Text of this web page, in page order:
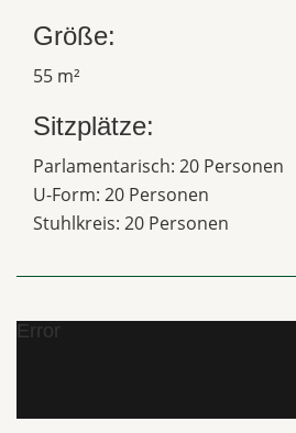
Größe:
55 m²
Sitzplätze:
Parlamentarisch: 20 Personen
U-Form: 20 Personen
Stuhlkreis: 20 Personen
Error